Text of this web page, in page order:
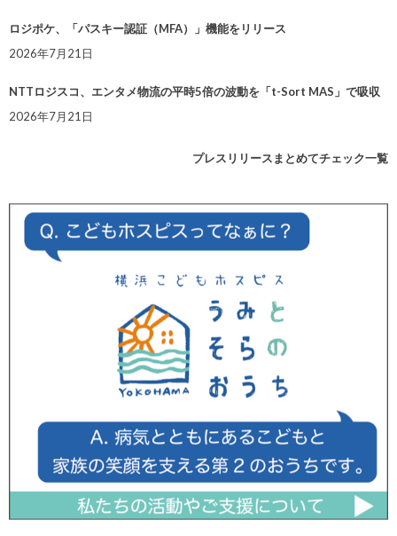
ロジポケ、「パスキー認証（MFA）」機能をリリース
2026年7月21日
NTTロジスコ、エンタメ物流の平時5倍の波動を「t-Sort MAS」で吸収
2026年7月21日
プレスリリースまとめてチェック一覧